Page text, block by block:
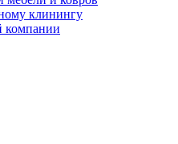
клинингу
компании